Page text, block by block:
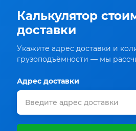
Калькулятор
доставки
Укажите адрес доставки и
грузоподъёмности — мы
Адрес доставки